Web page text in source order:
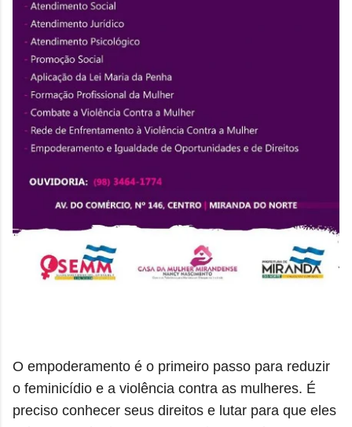
O empoderamento é o primeiro passo para reduzir
o feminicídio e a violência contra as mulheres. É
preciso conhecer seus direitos e lutar para que eles